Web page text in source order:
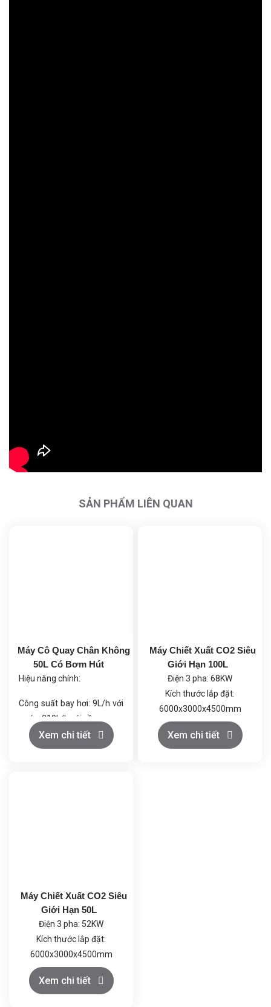
SẢN PHẨM LIÊN QUAN
Máy Cô Quay Chân Không
50L Có Bơm Hút
Hiệu năng chính:
Công suất bay hơi: 9L/h với
nước, 219L/h với cồn.
Chân không tối đa: 399.9
Pa (dưới 3mmHg), giúp quá
hoạt động ổn định và an
Xem chi tiết
Máy Chiết Xuất CO2 Siêu
Giới Hạn 100L
Điện 3 pha: 68KW
Kích thước lắp đặt:
6000x3000x4500mm
Khí CO2: Loại thực phẩm
≥99.5%, trọng lượng bình
Xem chi tiết
Máy Chiết Xuất CO2 Siêu
Giới Hạn 50L
Điện 3 pha: 52KW
Kích thước lắp đặt:
6000x3000x4500mm
Khí CO2: Loại thực phẩm
≥99.5%, trọng lượng bình
Xem chi tiết